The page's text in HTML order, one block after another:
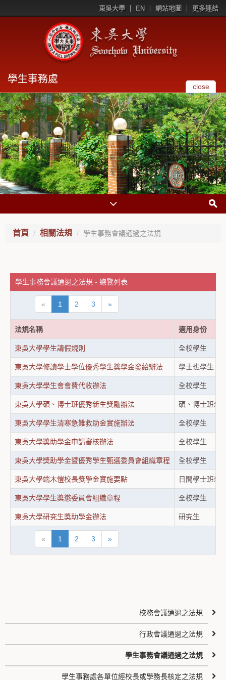
東吳大學 EN 網站地圖 更多連結
學生事務處
close
首頁 相關法規 學生事務會議通過之法規
學生事務會議通過之法規 - 總覽列表
« 1 2 3 »
法規名稱 適用身份
東吳大學學生請假規則 全校學生
東吳大學修讀學士學位優秀學生獎學金發給辦法 學士班學生
東吳大學學生會會費代收辦法 全校學生
東吳大學碩、博士班優秀新生獎勵辦法 碩、博士班新
東吳大學學生清寒急難救助金實施辦法 全校學生
東吳大學獎助學金申請審核辦法 全校學生
東吳大學獎助學金暨優秀學生甄選委員會組織章程 全校學生
東吳大學端木愷校長獎學金實施要點 日間學士班新
東吳大學學生獎懲委員會組織章程 全校學生
東吳大學研究生獎助學金辦法 研究生
« 1 2 3 »
校務會議通過之法規
行政會議通過之法規
學生事務會議通過之法規
學生事務處各單位經校長或學務長核定之法規